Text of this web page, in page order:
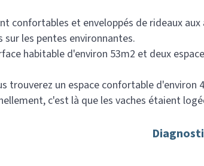
confortables et enveloppés de rideaux
sur les pentes environnantes.
habitable d'environ 53m2 et deux
trouverez un espace confortable
c'est là que les vaches étaient